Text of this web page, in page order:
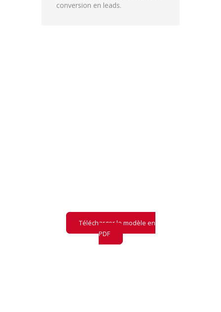
conversion en leads.
Télécharger le modèle en
PDF